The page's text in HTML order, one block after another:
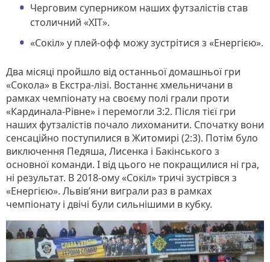
Черговим суперником наших футзалістів став
столичний «ХІТ».
«Сокіл» у плей-офф можу зустрітися з «Енергією».
Два місяці пройшло від останньої домашньої гри
«Сокола» в Екстра-лізі. Востаннє хмельничани в
рамках чемпіонату на своєму полі грали проти
«Кардинала-Рівне» і перемогли 3:2. Після тієї гри
наших футзалістів почало лихоманити. Спочатку вони
сенсаційно поступилися в Житомирі (2:3). Потім було
виключення Педяша, Лисенка і Бакінського з
основної команди. І від цього не покращилися ні гра,
ні результат. В 2018-ому «Сокіл» тричі зустрівся з
«Енергією». Львів’яни виграли раз в рамках
чемпіонату і двічі були сильнішими в кубку.